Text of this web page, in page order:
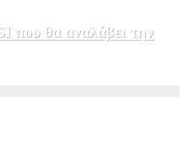
που θα αναλάβει την